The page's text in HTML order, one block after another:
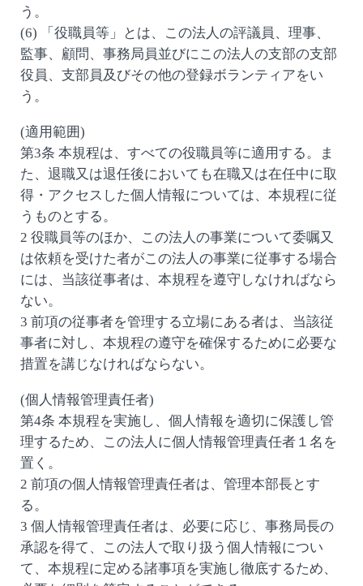
う。
(6) 「役職員等」とは、この法人の評議員、理事、
監事、顧問、事務局員並びにこの法人の支部の支部
役員、支部員及びその他の登録ボランティアをい
う。
(適用範囲)
第3条 本規程は、すべての役職員等に適用する。ま
た、退職又は退任後においても在職又は在任中に取
得・アクセスした個人情報については、本規程に従
うものとする。
2 役職員等のほか、この法人の事業について委嘱又
は依頼を受けた者がこの法人の事業に従事する場合
には、当該従事者は、本規程を遵守しなければなら
ない。
3 前項の従事者を管理する立場にある者は、当該従
事者に対し、本規程の遵守を確保するために必要な
措置を講じなければならない。
(個人情報管理責任者)
第4条 本規程を実施し、個人情報を適切に保護し管
理するため、この法人に個人情報管理責任者１名を
置く。
2 前項の個人情報管理責任者は、管理本部長とす
る。
3 個人情報管理責任者は、必要に応じ、事務局長の
承認を得て、この法人で取り扱う個人情報につい
て、本規程に定める諸事項を実施し徹底するため、